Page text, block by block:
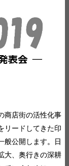
商店街の活性化事
リードしてきた印
般公開します。日
大、奥行きの深耕